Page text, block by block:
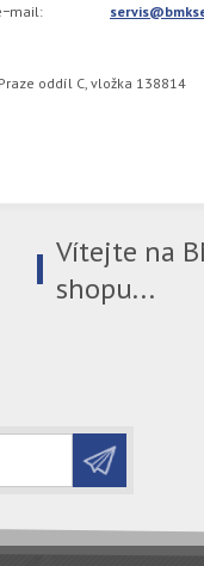
oddíl C, vložka 138814
Vítejte na
shopu...